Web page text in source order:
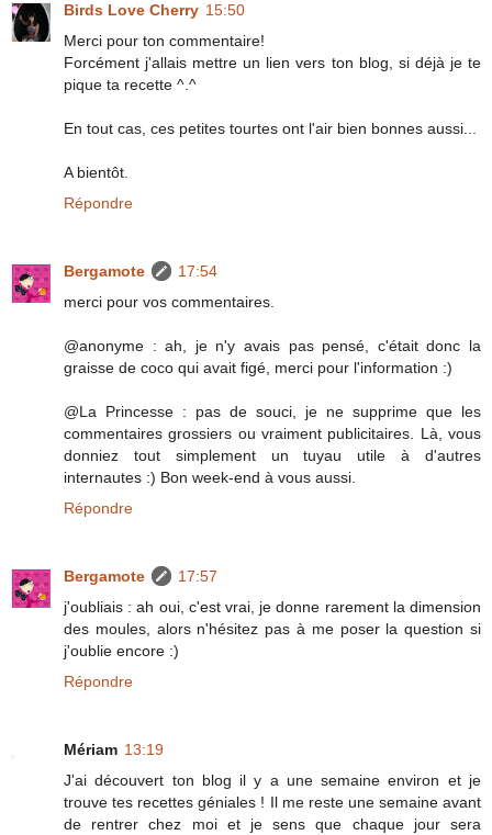
Birds Love Cherry 15:50
Merci pour ton commentaire!
Forcément j'allais mettre un lien vers ton blog, si déjà je te
pique ta recette ^.^
En tout cas, ces petites tourtes ont l'air bien bonnes aussi...
A bientôt.
Répondre
Bergamote
17:54
merci pour vos commentaires.
@anonyme : ah, je n'y avais pas pensé, c'était donc la
graisse de coco qui avait figé, merci pour l'information :)
@La Princesse : pas de souci, je ne supprime que les
commentaires grossiers ou vraiment publicitaires. Là, vous
donniez tout simplement un tuyau utile à d'autres
internautes :) Bon week-end à vous aussi.
Répondre
Bergamote
17:57
j'oubliais : ah oui, c'est vrai, je donne rarement la dimension
des moules, alors n'hésitez pas à me poser la question si
j'oublie encore :)
Répondre
Mériam 13:19
J'ai découvert ton blog il y a une semaine environ et je
trouve tes recettes géniales ! Il me reste une semaine avant
de rentrer chez moi et je sens que chaque jour sera